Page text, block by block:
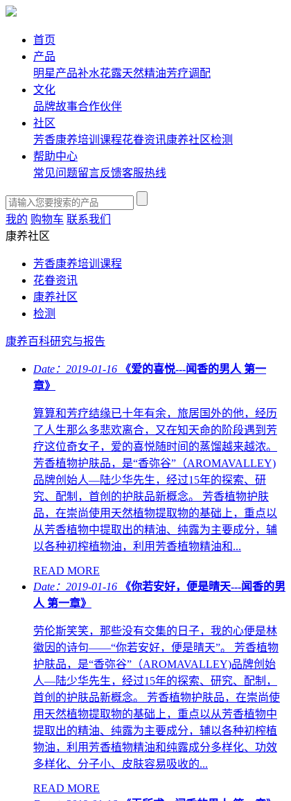
首页
产品
明星产品补水花露天然精油芳疗调配
文化
品牌故事合作伙伴
社区
芳香康养培训课程花眷资讯康养社区检测
帮助中心
常见问题留言反馈客服热线
我的 购物车 联系我们
康养社区
芳香康养培训课程
花眷资讯
康养社区
检测
康养百科研究与报告
Date：2019-01-16
《爱的喜悦---闻香的男人 第一
章》
算算和芳疗结缘已十年有余，旅居国外的他，经历
了人生那么多悲欢离合，又在知天命的阶段遇到芳
疗这位奇女子，爱的喜悦随时间的蒸馏越来越浓。
芳香植物护肤品，是“香弥谷”（AROMAVALLEY)
品牌创始人—陆少华先生，经过15年的探索、研
究、配制，首创的护肤品新概念。 芳香植物护肤
品，在崇尚使用天然植物提取物的基础上，重点以
从芳香植物中提取出的精油、纯露为主要成分，辅
以各种初榨植物油，利用芳香植物精油和...
READ MORE
Date：2019-01-16
《你若安好，便是晴天---闻香的男
人 第一章》
劳伦斯笑笑，那些没有交集的日子，我的心便是林
徽因的诗句——“你若安好，便是晴天”。 芳香植物
护肤品，是“香弥谷”（AROMAVALLEY)品牌创始
人—陆少华先生，经过15年的探索、研究、配制，
首创的护肤品新概念。 芳香植物护肤品，在崇尚使
用天然植物提取物的基础上，重点以从芳香植物中
提取出的精油、纯露为主要成分，辅以各种初榨植
物油，利用芳香植物精油和纯露成分多样化、功效
多样化、分子小、皮肤容易吸收的...
READ MORE